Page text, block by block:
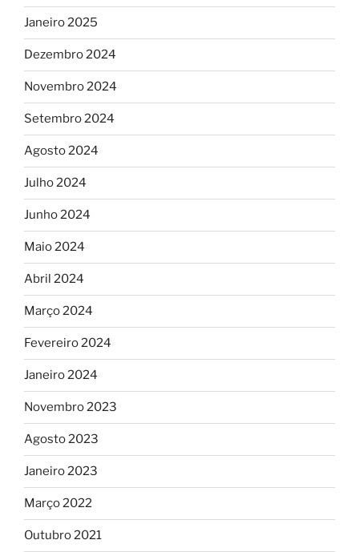
Janeiro 2025
Dezembro 2024
Novembro 2024
Setembro 2024
Agosto 2024
Julho 2024
Junho 2024
Maio 2024
Abril 2024
Março 2024
Fevereiro 2024
Janeiro 2024
Novembro 2023
Agosto 2023
Janeiro 2023
Março 2022
Outubro 2021